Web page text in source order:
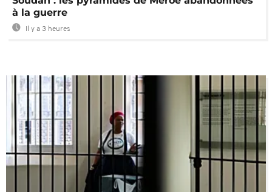
à la guerre
Il y a 3 heures